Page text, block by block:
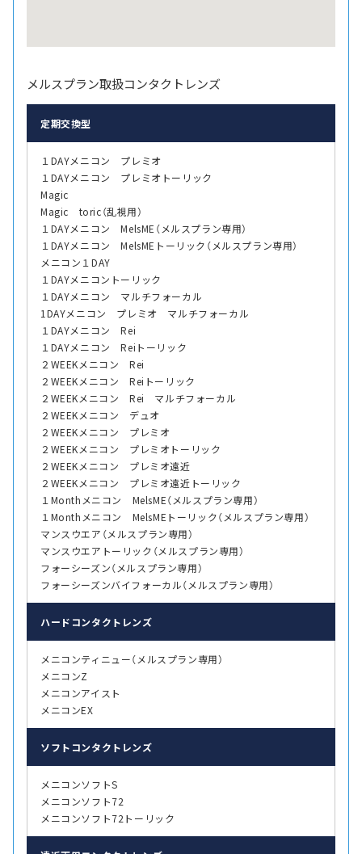
メルスプラン取扱コンタクトレンズ
定期交換型
１DAYメニコン プレミオ
１DAYメニコン プレミオトーリック
Magic
Magic toric（乱視用）
１DAYメニコン MelsME（メルスプラン専用）
１DAYメニコン MelsMEトーリック（メルスプラン専用）
メニコン１DAY
１DAYメニコントーリック
１DAYメニコン マルチフォーカル
1DAYメニコン プレミオ マルチフォーカル
１DAYメニコン Rei
１DAYメニコン Reiトーリック
２WEEKメニコン Rei
２WEEKメニコン Reiトーリック
２WEEKメニコン Rei マルチフォーカル
２WEEKメニコン デュオ
２WEEKメニコン プレミオ
２WEEKメニコン プレミオトーリック
２WEEKメニコン プレミオ遠近
２WEEKメニコン プレミオ遠近トーリック
１Monthメニコン MelsME（メルスプラン専用）
１Monthメニコン MelsMEトーリック（メルスプラン専用）
マンスウエア（メルスプラン専用）
マンスウエアトーリック（メルスプラン専用）
フォーシーズン（メルスプラン専用）
フォーシーズンバイフォーカル（メルスプラン専用）
ハード コンタクトレンズ
メニコンティニュー（メルスプラン専用）
メニコンZ
メニコンアイスト
メニコンEX
ソフト コンタクトレンズ
メニコンソフトS
メニコンソフト72
メニコンソフト72トーリック